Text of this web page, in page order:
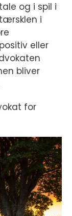
og i spil i
i
eller
bliver
for